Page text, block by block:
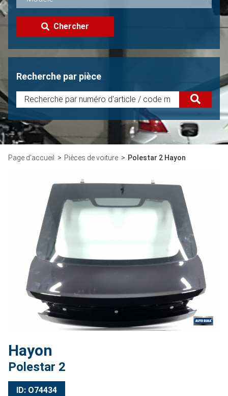
Chercher
Recherche par pièce
Page d'accueil Pièces de voiture Polestar 2 Hayon
Hayon
Polestar 2
ID: O74434